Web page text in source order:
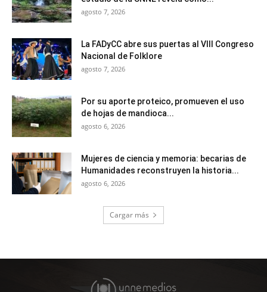
agosto 7, 2026
La FADyCC abre sus puertas al VIII Congreso
Nacional de Folklore
agosto 7, 2026
Por su aporte proteico, promueven el uso
de hojas de mandioca...
agosto 6, 2026
Mujeres de ciencia y memoria: becarias de
Humanidades reconstruyen la historia...
agosto 6, 2026
Cargar más